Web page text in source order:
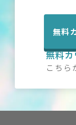
無料
無料
こちら